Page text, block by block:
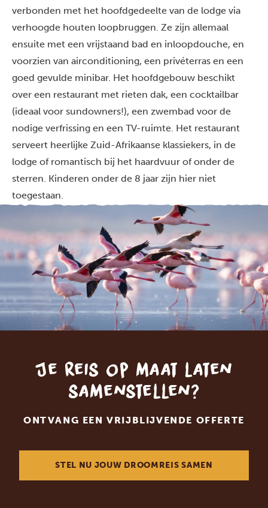
verbonden met het hoofdgedeelte van de lodge via
verhoogde houten loopbruggen. Ze zijn allemaal
ensuite met een vrijstaand bad en inloopdouche, en
voorzien van airconditioning, een privéterras en een
goed gevulde minibar. Het hoofdgebouw beschikt
over een restaurant met rieten dak, een cocktailbar
(ideaal voor sundowners!), een zwembad voor de
nodige verfrissing en een TV-ruimte. Het restaurant
serveert heerlijke Zuid-Afrikaanse klassiekers, in de
lodge of romantisch bij het haardvuur of onder de
sterren. Kinderen onder de 8 jaar zijn hier niet
toegestaan.
Je reis op maat laten
samenstellen?
ONTVANG EEN VRIJBLIJVENDE OFFERTE
STEL NU JOUW DROOMREIS SAMEN